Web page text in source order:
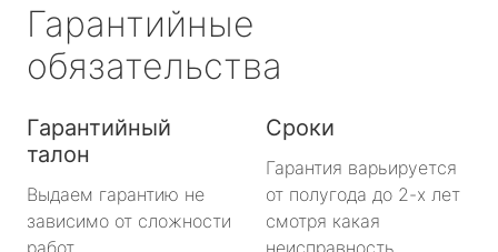
Гарантийные
обязательства
Гарантийный
талон
Выдаем гарантию не
зависимо от сложности
работ.
Сроки
Гарантия варьируется
от полугода до 2-х лет
смотря какая
неисправность.